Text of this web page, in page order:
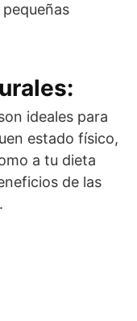
ideales para
estado físico,
a tu dieta
de las